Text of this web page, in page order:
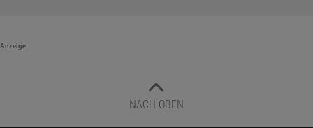
Anzeige
NACH OBEN